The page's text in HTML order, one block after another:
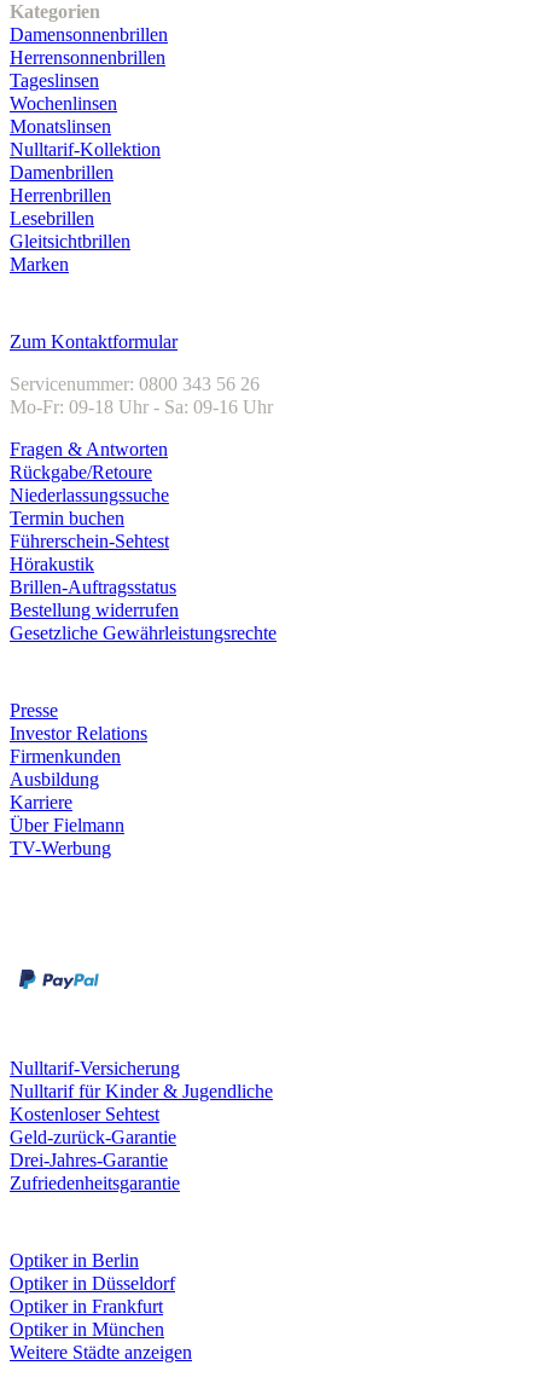
Kategorien
Damensonnenbrillen
Herrensonnenbrillen
Tageslinsen
Wochenlinsen
Monatslinsen
Nulltarif-Kollektion
Damenbrillen
Herrenbrillen
Lesebrillen
Gleitsichtbrillen
Marken
Zum Kontaktformular
Servicenummer: 0800 343 56 26
Mo-Fr: 09-18 Uhr - Sa: 09-16 Uhr
Fragen & Antworten
Rückgabe/Retoure
Niederlassungssuche
Termin buchen
Führerschein-Sehtest
Hörakustik
Brillen-Auftragsstatus
Bestellung widerrufen
Gesetzliche Gewährleistungsrechte
Presse
Investor Relations
Firmenkunden
Ausbildung
Karriere
Über Fielmann
TV-Werbung
Nulltarif-Versicherung
Nulltarif für Kinder & Jugendliche
Kostenloser Sehtest
Geld-zurück-Garantie
Drei-Jahres-Garantie
Zufriedenheitsgarantie
Optiker in Berlin
Optiker in Düsseldorf
Optiker in Frankfurt
Optiker in München
Weitere Städte anzeigen